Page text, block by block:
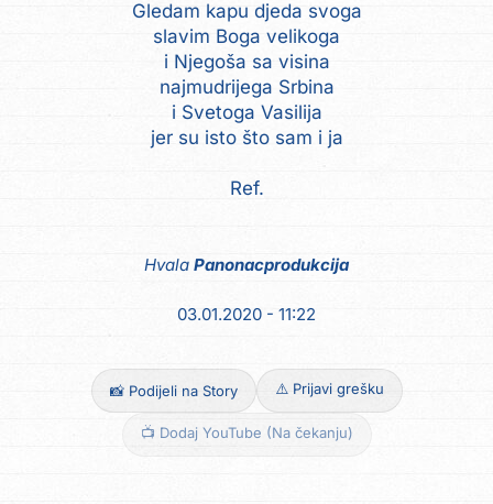
Gledam kapu djeda svoga
slavim Boga velikoga
i Njegoša sa visina
najmudrijega Srbina
i Svetoga Vasilija
jer su isto što sam i ja
Ref.
Hvala Panonacprodukcija
03.01.2020 - 11:22
📸 Podijeli na Story ⚠️ Prijavi grešku
📺 Dodaj YouTube (Na čekanju)